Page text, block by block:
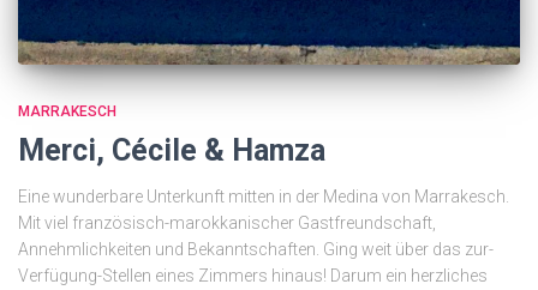
MARRAKESCH
Merci, Cécile & Hamza
Eine wunderbare Unterkunft mitten in der Medina von Marrakesch.
Mit viel französisch-marokkanischer Gastfreundschaft,
Annehmlichkeiten und Bekanntschaften. Ging weit über das zur-
Verfügung-Stellen eines Zimmers hinaus! Darum ein herzliches